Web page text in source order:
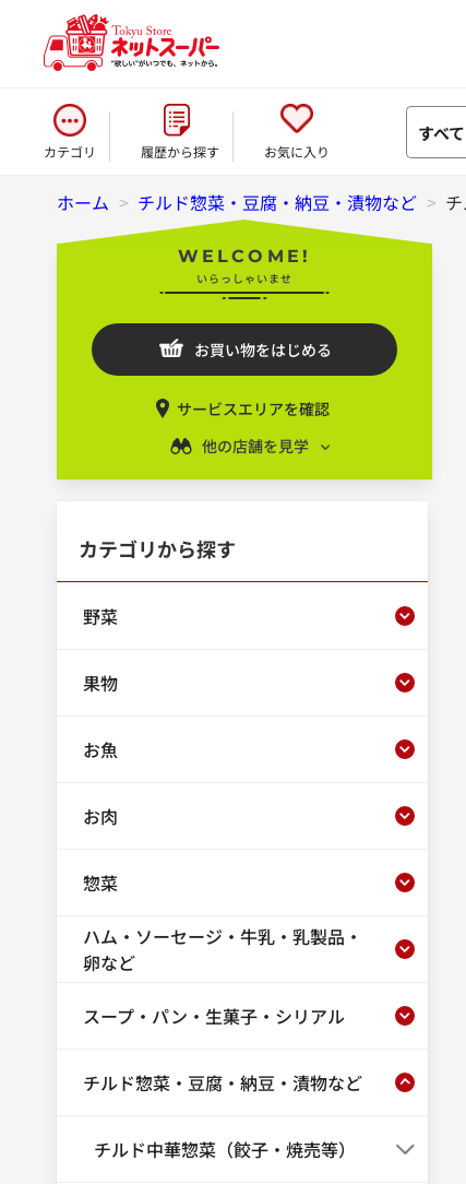
カテゴリ 履歴から探す お気に入り
すべて
ホーム > チルド惣菜・豆腐・納豆・漬物など >
WELCOME!
いらっしゃいませ
お買い物をはじめる
サービスエリアを確認
他の店舗を見学
カテゴリから探す
野菜
果物
お魚
お肉
惣菜
ハム・ソーセージ・牛乳・乳製品・
卵など
スープ・パン・生菓子・シリアル
チルド惣菜・豆腐・納豆・漬物など
チルド中華惣菜（餃子・焼売等）